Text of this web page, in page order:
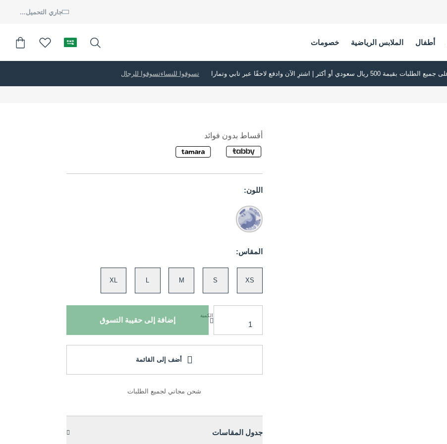
جاري التحميل...
أطفال الملابس الرياضية خصومات
تسوقوا للنساءتسوقوا للرجال
أقساط بدون فوائد
اللون:
المقاس:
XS
S
M
L
XL
الكمية
إضافة إلى حقيبة التسوق
أضف إلى القائمة
شحن مجاني لجميع الطلبات
جدول المقاسات